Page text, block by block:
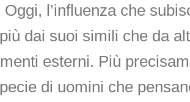
l’influenza che
dai suoi simili che da
esterni. Più
di uomini che